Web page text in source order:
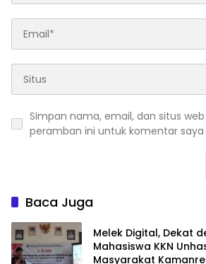
Simpan nama, email, dan situs
peramban ini untuk komentar saya
Baca Juga
Melek Digital, Dekat
Mahasiswa KKN
Masyarakat